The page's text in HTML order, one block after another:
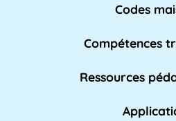
Affaires académiques
chargée de soutenir
Codes
Compétences
Ressources